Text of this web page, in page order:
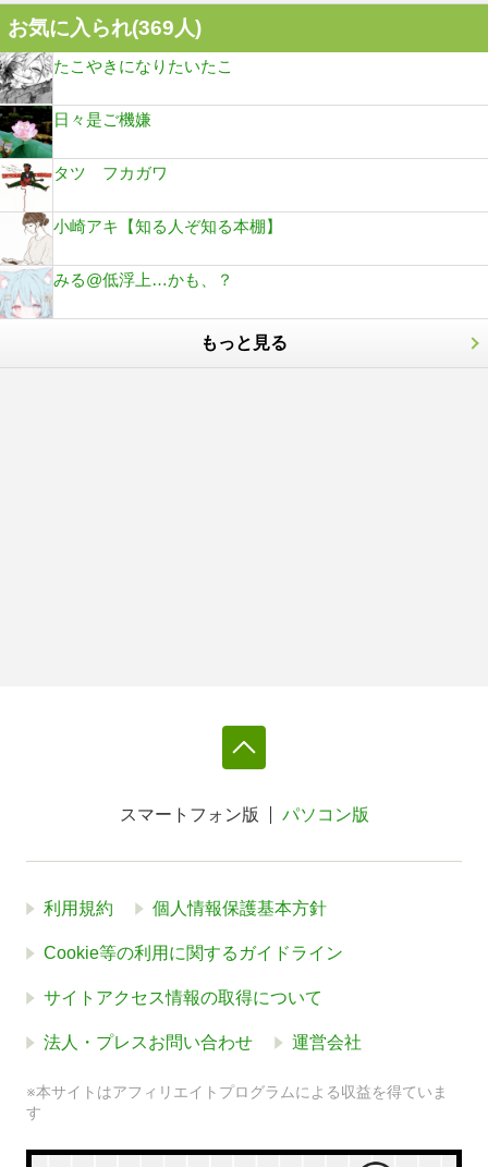
お気に入られ(369人)
たこやきになりたいたこ
日々是ご機嫌
タツ フカガワ
小崎アキ【知る人ぞ知る本棚】
みる@低浮上…かも、？
もっと見る
スマートフォン版 パソコン版
利用規約 個人情報保護基本方針
Cookie等の利用に関するガイドライン
サイトアクセス情報の取得について
法人・プレスお問い合わせ 運営会社
※本サイトはアフィリエイトプログラムによる収益を得ていま
す